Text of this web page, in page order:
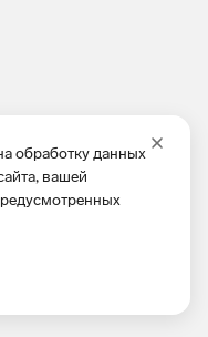
обработку данных
вашей